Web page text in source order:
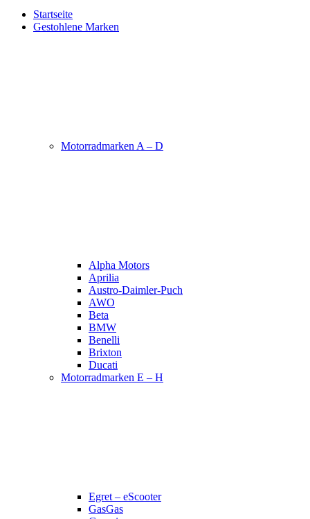
Startseite
Gestohlene Marken
Motorradmarken A – D
Alpha Motors
Aprilia
Austro-Daimler-Puch
AWO
Beta
BMW
Benelli
Brixton
Ducati
Motorradmarken E – H
Egret – eScooter
GasGas